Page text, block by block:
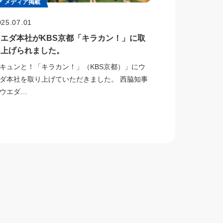
メディア掲載
ダ本社がKBS京都「キラカン！」に取
げられました。
ュンと！「キラカン！」（KBS京都）」にウ
本社を取り上げていただきました。 西脇知事
エダ…